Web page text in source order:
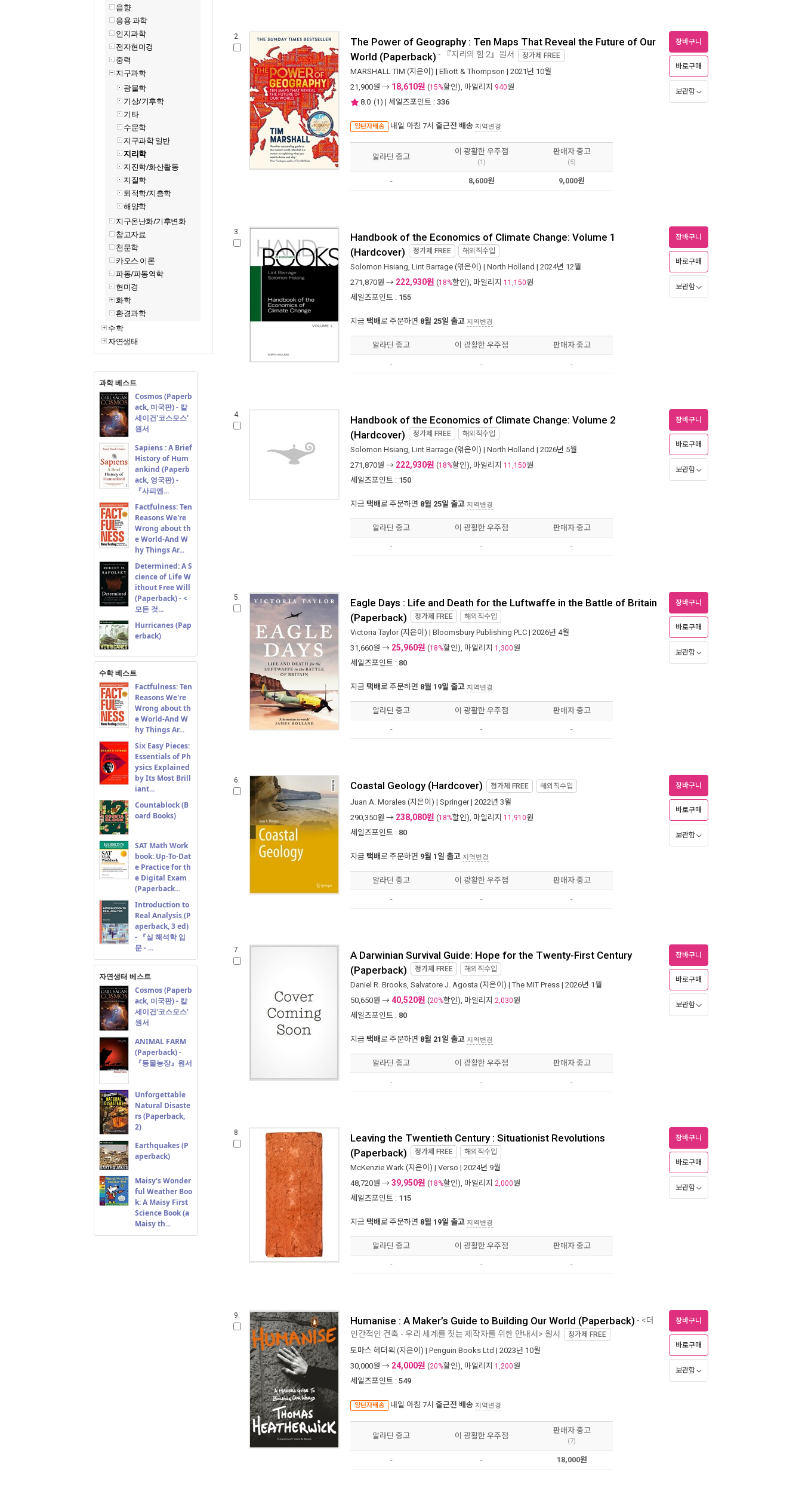
음향
응용 과학
인지과학
전자현미경
중력
지구과학
광물학
기상/기후학
기타
수문학
지구과학 일반
지리학
지진학/화산활동
지질학
퇴적학/지층학
해양학
지구온난화/기후변화
참고자료
천문학
카오스 이론
파동/파동역학
현미경
화학
환경과학
수학
자연생태
과학 베스트
Cosmos (Paperb
ack, 미국판) - 칼
세이건'코스모스'
원서
Sapiens : A Brief
History of Hum
ankind (Paperb
ack, 영국판) -
『사피엔...
Factfulness: Ten
Reasons We're
Wrong about th
e World-And W
hy Things Ar...
Determined: A S
cience of Life W
ithout Free Will
(Paperback) - <
모든 것...
Hurricanes (Pap
erback)
수학 베스트
Factfulness: Ten
Reasons We're
Wrong about th
e World-And W
hy Things Ar...
Six Easy Pieces:
Essentials of Ph
ysics Explained
by Its Most Brill
iant...
Countablock (B
oard Books)
SAT Math Work
book: Up-To-Dat
e Practice for th
e Digital Exam
(Paperback...
Introduction to
Real Analysis (P
aperback, 3 ed)
- 『실 해석학 입
문 - ...
자연생태 베스트
Cosmos (Paperb
ack, 미국판) - 칼
세이건'코스모스'
원서
ANIMAL FARM
(Paperback) -
『동물농장』원서
Unforgettable
Natural Disaste
rs (Paperback,
2)
Earthquakes (P
aperback)
Maisy's Wonder
ful Weather Boo
k: A Maisy First
Science Book (a
Maisy th...
2. The Power of Geography : Ten Maps That Reveal the Future of Our
World (Paperback) - 『지리의 힘 2』원서 정가제 FREE
MARSHALL TIM (지은이) | Elliott & Thompson | 2021년 10월
21,900원 → 18,610원 (15%할인), 마일리지 940원
8.0 (1) | 세일즈포인트 : 336
양탄자배송 내일 아침 7시 출근전 배송 지역변경
장바구니
바로구매
보관함
알라딘 중고
이 광활한 우주점
(1)
판매자 중고
(5)
- 8,600원 9,000원
3. Handbook of the Economics of Climate Change: Volume 1
(Hardcover) 정가제 FREE 해외직수입
Solomon Hsiang, Lint Barrage (엮은이) | North Holland | 2024년 12월
271,870원 → 222,930원 (18%할인), 마일리지 11,150원
세일즈포인트 : 155
지금 택배로 주문하면 8월 25일 출고 지역변경
장바구니
바로구매
보관함
알라딘 중고 이 광활한 우주점 판매자 중고
- - -
4. Handbook of the Economics of Climate Change: Volume 2
(Hardcover) 정가제 FREE 해외직수입
Solomon Hsiang, Lint Barrage (엮은이) | North Holland | 2026년 5월
271,870원 → 222,930원 (18%할인), 마일리지 11,150원
세일즈포인트 : 150
지금 택배로 주문하면 8월 25일 출고 지역변경
장바구니
바로구매
보관함
알라딘 중고 이 광활한 우주점 판매자 중고
- - -
5. Eagle Days : Life and Death for the Luftwaffe in the Battle of Britain
(Paperback) 정가제 FREE 해외직수입
Victoria Taylor(지은이) | Bloomsbury Publishing PLC | 2026년 4월
31,660원 → 25,960원 (18%할인), 마일리지 1,300원
세일즈포인트 : 80
지금 택배로 주문하면 8월 19일 출고 지역변경
장바구니
바로구매
보관함
알라딘 중고 이 광활한 우주점 판매자 중고
- - -
6. Coastal Geology (Hardcover) 정가제 FREE 해외직수입
Juan A. Morales (지은이) | Springer| 2022년 3월
290,350원 → 238,080원 (18%할인), 마일리지 11,910원
세일즈포인트 : 80
지금 택배로 주문하면 9월 1일 출고 지역변경
장바구니
바로구매
보관함
알라딘 중고 이 광활한 우주점 판매자 중고
- - -
7. A Darwinian Survival Guide: Hope for the Twenty-First Century
(Paperback) 정가제 FREE 해외직수입
Daniel R. Brooks, Salvatore J. Agosta (지은이) |The MIT Press | 2026년 1월
50,650원 → 40,520원 (20%할인), 마일리지 2,030원
세일즈포인트 : 80
지금 택배로 주문하면 8월 21일 출고 지역변경
장바구니
바로구매
보관함
알라딘 중고 이 광활한 우주점 판매자 중고
- - -
8. Leaving the Twentieth Century : Situationist Revolutions
(Paperback) 정가제 FREE 해외직수입
McKenzie Wark (지은이) | Verso | 2024년 9월
48,720원 → 39,950원 (18%할인), 마일리지 2,000원
세일즈포인트 : 115
지금 택배로 주문하면 8월 19일 출고 지역변경
장바구니
바로구매
보관함
알라딘 중고 이 광활한 우주점 판매자 중고
- - -
9. Humanise : A Maker’s Guide to Building Our World (Paperback) - <더
인간적인 건축 - 우리 세계를 짓는 제작자를 위한 안내서> 원서 정가제 FREE
토마스 헤더윅 (지은이) | Penguin Books Ltd | 2023년 10월
30,000원 → 24,000원 (20%할인), 마일리지 1,200원
세일즈포인트 : 549
양탄자배송 내일 아침 7시 출근전 배송 지역변경
장바구니
바로구매
보관함
알라딘 중고 이 광활한 우주점
판매자 중고
(7)
- - 18,000원